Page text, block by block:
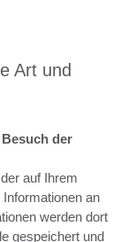
Art und
der
auf Ihrem
an
werden dort
gespeichert und